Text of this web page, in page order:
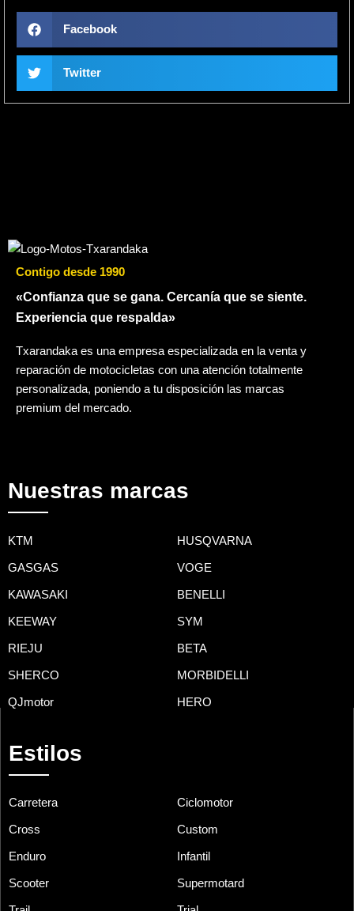
Facebook
Twitter
Contigo desde 1990
«Confianza que se gana. Cercanía que se siente.
Experiencia que respalda»
Txarandaka es una empresa especializada en la venta y
reparación de motocicletas con una atención totalmente
personalizada, poniendo a tu disposición las marcas
premium del mercado.
Nuestras marcas
KTM HUSQVARNA
GASGAS VOGE
KAWASAKI BENELLI
KEEWAY SYM
RIEJU BETA
SHERCO MORBIDELLI
QJmotor HERO
Estilos
Carretera Ciclomotor
Cross Custom
Enduro Infantil
Scooter Supermotard